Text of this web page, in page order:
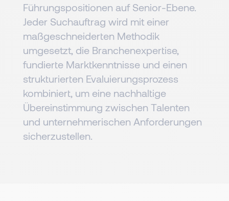
Führungspositionen auf Senior-Ebene.
Jeder Suchauftrag wird mit einer
maßgeschneiderten Methodik
umgesetzt, die Branchenexpertise,
fundierte Marktkenntnisse und einen
strukturierten Evaluierungsprozess
kombiniert, um eine nachhaltige
Übereinstimmung zwischen Talenten
und unternehmerischen Anforderungen
sicherzustellen.